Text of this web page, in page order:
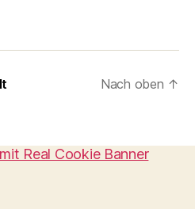
Nach oben ↑
Real Cookie Banner